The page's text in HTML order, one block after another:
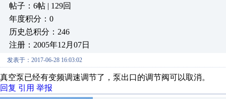
帖子：6帖 | 129回
年度积分：0
历史总积分：246
注册：2005年12月07日
发表于：2017-06-28 16:03:02
真空泵已经有变频调速调节了，泵出口的调节阀可以取消。
回复 引用 举报